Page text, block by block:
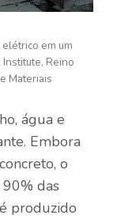
em um
Reino
Materiais
água e
Embora
o
das
produzido